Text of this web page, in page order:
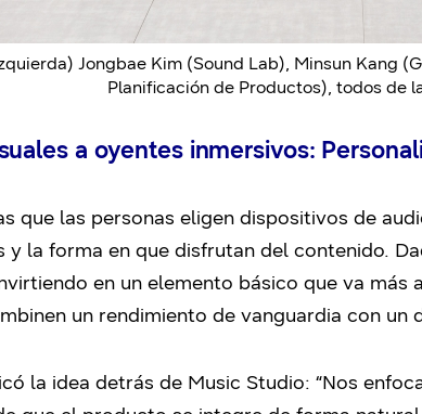
Jongbae Kim (Sound Lab), Minsun Kang
Planificación de Productos), todos de
a oyentes inmersivos:
que las personas eligen dispositivos de
y la forma en que disfrutan del contenido.
en un elemento básico que va más
un rendimiento de vanguardia con un
la idea detrás de Music Studio: “Nos